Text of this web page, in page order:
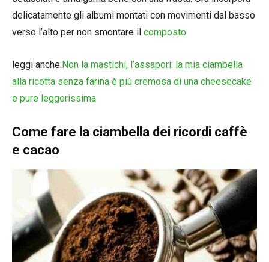
delicatamente gli albumi montati con movimenti dal basso
verso l’alto per non smontare il composto.
leggi anche:Non la mastichi, l’assapori: la mia ciambella
alla ricotta senza farina è più cremosa di una cheesecake
e pure leggerissima
Come fare la ciambella dei ricordi caffè
e cacao